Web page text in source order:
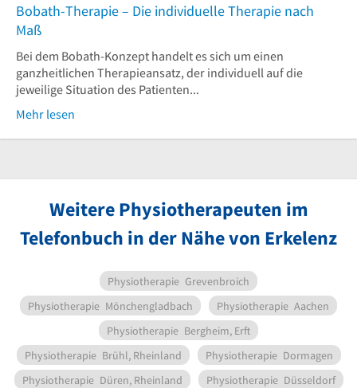
Bobath-Therapie – Die individuelle Therapie nach
Maß
Bei dem Bobath-Konzept handelt es sich um einen
ganzheitlichen Therapieansatz, der individuell auf die
jeweilige Situation des Patienten...
Mehr lesen
Weitere Physiotherapeuten im
Telefonbuch in der Nähe von Erkelenz
Physiotherapie Grevenbroich
Physiotherapie Mönchengladbach Physiotherapie Aachen
Physiotherapie Bergheim, Erft
Physiotherapie Brühl, Rheinland Physiotherapie Dormagen
Physiotherapie Düren, Rheinland Physiotherapie Düsseldorf